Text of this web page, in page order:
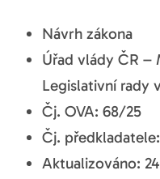
Návrh zákona
Úřad vlády ČR –
Legislativní rady
Čj. OVA: 68/25
Čj.
Aktualizováno: